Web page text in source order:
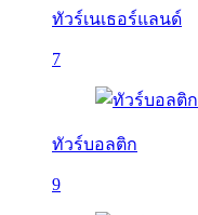
ทัวร์เนเธอร์แลนด์
7
ทัวร์บอลติก
9